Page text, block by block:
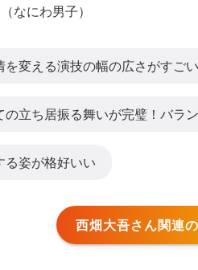
なにわ男子）
を変える演技の幅の広さがすご
の立ち居振る舞いが完璧！バラ
る姿が格好いい
西畑大吾さん関連